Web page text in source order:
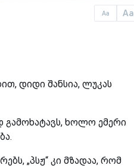
Aa Aa
დიდი შანსია, ლუკას
ხოლო ემერი
„პსჟ“ კი მზადაა, რომ